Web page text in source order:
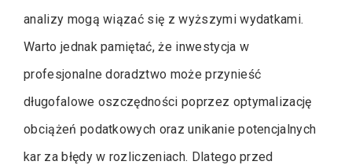
analizy mogą wiązać się z wyższymi wydatkami.
Warto jednak pamiętać, że inwestycja w
profesjonalne doradztwo może przynieść
długofalowe oszczędności poprzez optymalizację
obciążeń podatkowych oraz unikanie potencjalnych
kar za błędy w rozliczeniach. Dlatego przed